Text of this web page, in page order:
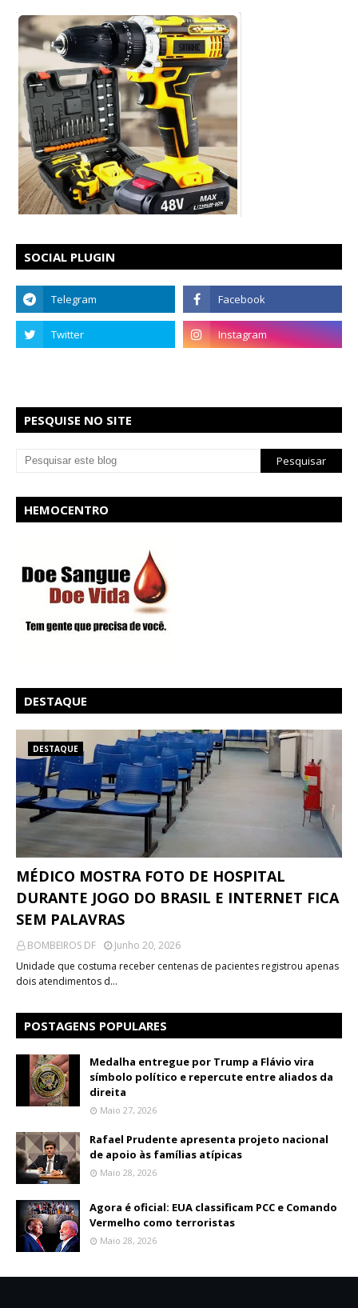
SOCIAL PLUGIN
PESQUISE NO SITE
HEMOCENTRO
DESTAQUE
DESTAQUE
MÉDICO MOSTRA FOTO DE HOSPITAL
DURANTE JOGO DO BRASIL E INTERNET FICA
SEM PALAVRAS
BOMBEIROS DF
Junho 20, 2026
Unidade que costuma receber centenas de pacientes registrou apenas
dois atendimentos d…
POSTAGENS POPULARES
Medalha entregue por Trump a Flávio vira
símbolo político e repercute entre aliados da
direita
Maio 27, 2026
Rafael Prudente apresenta projeto nacional
de apoio às famílias atípicas
Maio 28, 2026
Agora é oficial: EUA classificam PCC e Comando
Vermelho como terroristas
Maio 28, 2026